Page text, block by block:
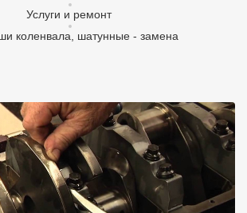
Услуги и ремонт
коленвала, шатунные - замена